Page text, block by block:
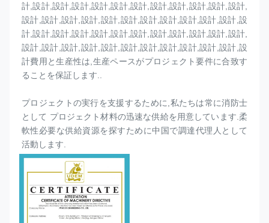
計,設計,設計,設計,設計,設計,設計,設計,設計,設計,設計,設計,
設計,設計,設計,設計,設計,設計,設計,設計,設計,設計,設計,設
計,設計,設計,設計,設計,設計,設計,設計,設計,設計,設計,設計,
設計,設計,設計,設計,設計,設計,設計,設計,設計,設計,設計,設
計費用と生産性は,生産ペースがプロジェクト要件に合致す
ることを保証します..
プロジェクトの実行を支援するために,私たちは常に消防士
として プロジェクト材料の迅速な供給を用意しています.柔
軟性必要な供給資源を探すために中国で調達代理人として
活動します.